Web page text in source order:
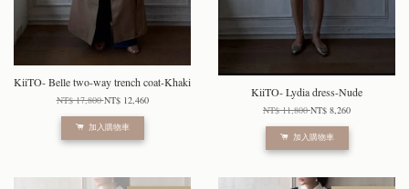
KiiTO- Belle two-way trench coat-Khaki
NT$ 17,800NT$ 12,460
加入購物車
KiiTO- Lydia dress-Nude
NT$ 11,800NT$ 8,260
加入購物車